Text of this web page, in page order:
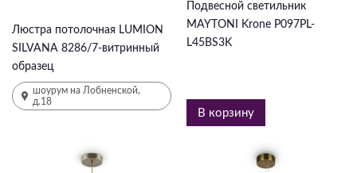
Люстра потолочная LUMION
SILVANA 8286/7-витринный
образец
шоурум на Лобненской,
д.18
Подвесной светильник
MAYTONI Krone P097PL-
L45BS3K
В корзину